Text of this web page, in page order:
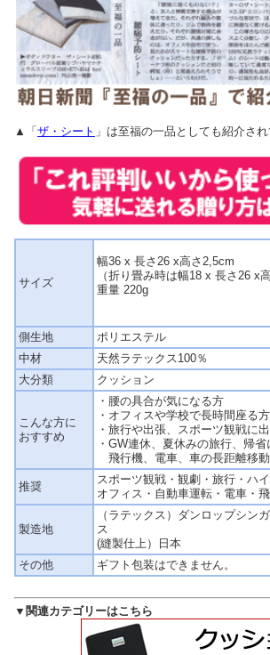
▲「 ザ・シート 」は至福の一品としても紹介され
サイズ
幅36 x 長さ26 x高さ2,5cm
（折り畳み時は幅18 x 長さ26 x
重量 220g
側生地
ポリエステル
中材
天然ラテックス100％
大分類
クッション
こんな方に
おすすめ
・腰の具合が気になる方
・オフィスや学校で長時間座る方
・旅行や出張、スポーツ観戦に
・GW連休、夏休みの旅行、帰省
飛行機、電車、車の長距離移
推奨
スポーツ観戦・観劇・旅行・ハ
オフィス・自動車運転・電車・
製造地
（ラテックス）ダンロップシン
ス
(縫製仕上）日本
その他
ギフト包装はできません。
▼関連カテゴリーはこちら